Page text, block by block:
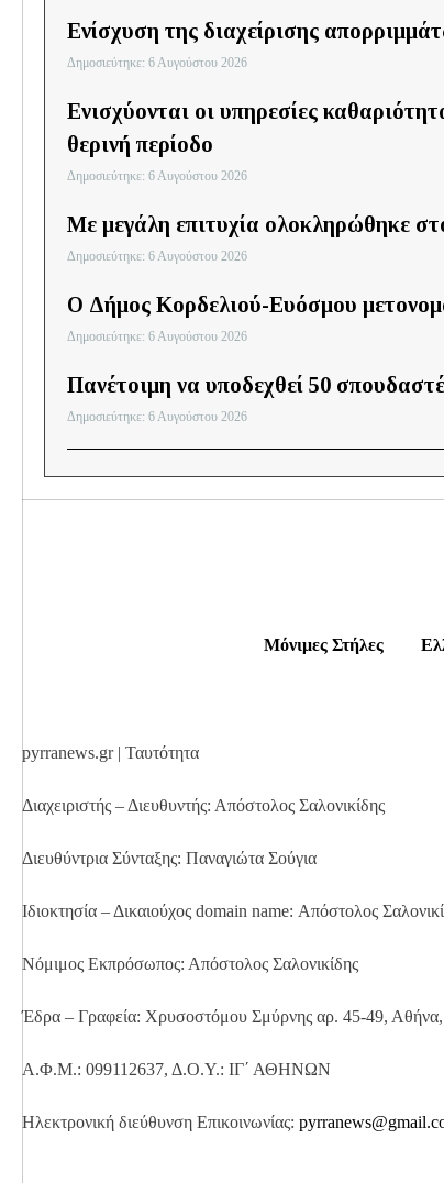
Ενίσχυση της διαχείρισης
Δημοσιεύτηκε: 6 Αυγούστου 2026
Ενισχύονται οι υπηρεσίες
θερινή περίοδο
Δημοσιεύτηκε: 6 Αυγούστου 2026
Με μεγάλη επιτυχία ολοκληρώθηκε
Δημοσιεύτηκε: 6 Αυγούστου 2026
Ο Δήμος Κορδελιού-Ευόσμου
Δημοσιεύτηκε: 6 Αυγούστου 2026
Πανέτοιμη να υποδεχθεί 50
Δημοσιεύτηκε: 6 Αυγούστου 2026
Μόνιμες Στήλες
pyrranews.gr | Ταυτότητα
Διαχειριστής – Διευθυντής: Απόστολος Σαλονικίδης
Διευθύντρια Σύνταξης: Παναγιώτα Σούγια
Ιδιοκτησία – Δικαιούχος domain name: Απόστολος
Νόμιμος Εκπρόσωπος: Απόστολος Σαλονικίδης
Έδρα – Γραφεία: Χρυσοστόμου Σμύρνης αρ. 45-49,
Α.Φ.Μ.: 099112637, Δ.Ο.Υ.: ΙΓ΄ ΑΘΗΝΩΝ
Ηλεκτρονική διεύθυνση Επικοινωνίας: